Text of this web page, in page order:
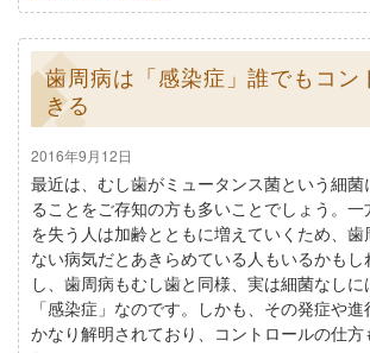
歯周病は「感染症」誰でもコン
きる
2016年9月12日
最近は、むし歯がミュータンス菌という細
ることをご存知の方も多いことでしょう。
を失う人は加齢とともに増えていくため、
ない病気だとあきらめている人もいるかも
し、歯周病もむし歯と同様、実は細菌なし
「感染症」なのです。しかも、その発症や
かなり解明されており、コントロールの仕方